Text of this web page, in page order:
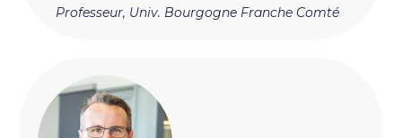
Professeur, Univ. Bourgogne Franche Comté